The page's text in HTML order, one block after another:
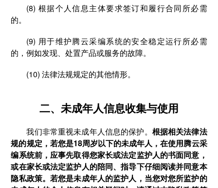
(8) 根据个人信息主体要求签订和履行合同所必需
的。
(9) 用于维护腾云采编系统的安全稳定运行所必需
的，例如发现、处置产品或服务的故障。
(10) 法律法规规定的其他情形。
二、未成年人信息收集与使用
我们非常重视未成年人信息的保护。 根据相关法律法
规的规定，若您是18周岁以下的未成年人，在使用腾云采
编系统前，应事先取得您家长或法定监护人的书面同意，
或在家长或法定监护人的陪同、指导下仔细阅读并同意本
隐私政策。若您是未成年人的监护人，当您对您所监护的